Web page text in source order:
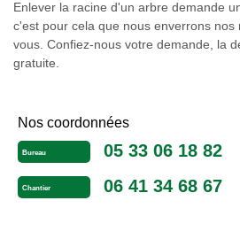
Enlever la racine d'un arbre demande
c'est pour cela que nous enverrons nos
vous. Confiez-nous votre demande, la
gratuite.
Nos coordonnées
Bureau 05 33 06 18 82
Chantier 06 41 34 68 67